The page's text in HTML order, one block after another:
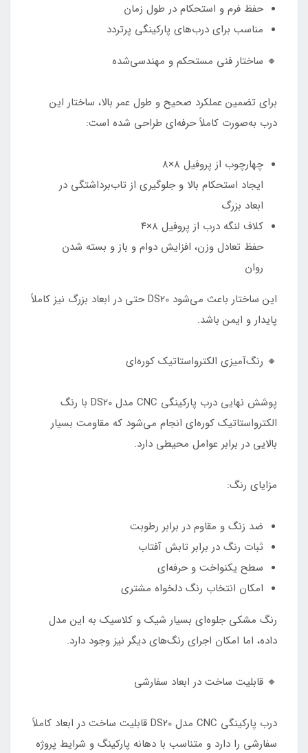
حفظ فرم و استحکام در طول زمان
مناسب برای درب‌های پارکینگی پرتردد
🔸 ساختار فنی مستحکم و مهندسی‌شده
برای تضمین عملکرد صحیح و طول عمر بالا، ساختار این
درب به‌صورت کاملاً حرفه‌ای طراحی شده است:
چهارچوب از پروفیل ۸×۸
ایجاد استحکام بالا و جلوگیری از تاب‌برداشتگی در
ابعاد بزرگ
کلاف لنگه درب از پروفیل ۸×۴
حفظ تعادل وزن، افزایش دوام و باز و بسته شدن
روان
این ساختار باعث می‌شود DS20 حتی در ابعاد بزرگ نیز کاملاً
پایدار و ایمن باشد.
🔸 رنگ‌آمیزی الکترواستاتیک کوره‌ای
پوشش نهایی درب پارکینگی CNC مدل DS20 با رنگ
الکترواستاتیک کوره‌ای انجام می‌شود که مقاومت بسیار
بالایی در برابر عوامل محیطی دارد.
مزایای رنگ:
ضد زنگ و مقاوم در برابر رطوبت
ثبات رنگ در برابر تابش آفتاب
سطح یکنواخت و حرفه‌ای
امکان انتخاب رنگ دلخواه مشتری
رنگ مشکی جلوه‌ای بسیار شیک و کلاسیک به این مدل
داده، اما امکان اجرای رنگ‌های دیگر نیز وجود دارد.
🔸 قابلیت ساخت در ابعاد سفارشی
درب پارکینگی CNC مدل DS20 قابلیت ساخت در ابعاد کاملاً
سفارشی را دارد و متناسب با دهانه پارکینگ و شرایط پروژه